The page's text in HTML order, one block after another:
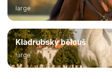
large
Kladrubský bělouš
large